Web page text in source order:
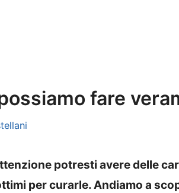
fare
potresti avere delle
per curarle. Andiamo a